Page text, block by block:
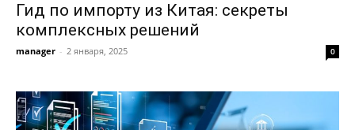
Гид по импорту из Китая: секреты
комплексных решений
manager - 2 января, 2025 0